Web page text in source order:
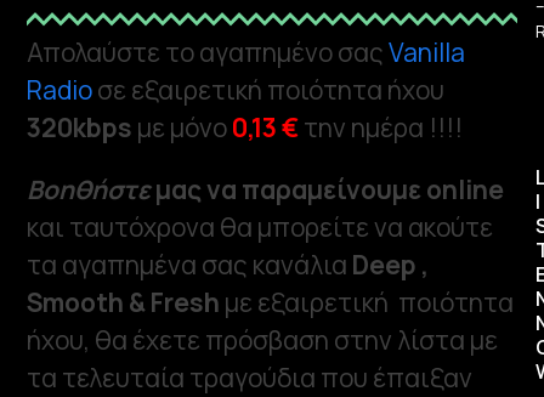
Απολαύστε το αγαπημένο σαςVanilla
Radioσε εξαιρετική ποιότητα ήχου
320kbps με μόνο0,13 €την ημέρα !!!!
Βοηθήστεμας να παραμείνουμε online
και ταυτόχρονα θα μπορείτε να ακούτε
τα αγαπημένα σας κανάλια Deep ,
Smooth & Fresh με εξαιρετική ποιότητα
ήχου, θα έχετε πρόσβαση στην λίστα με
τα τελευταία τραγούδια που έπαιξαν
–
I